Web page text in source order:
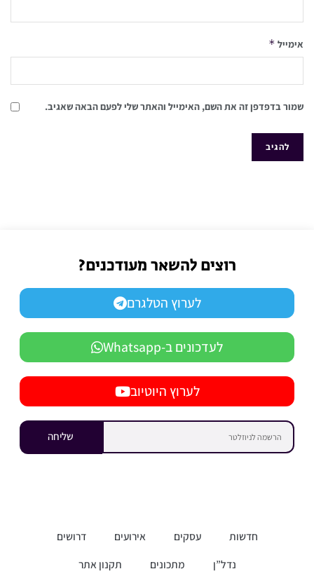
אימייל *
שמור בדפדפן זה את השם, האימייל והאתר שלי לפעם הבאה שאגיב.
רוצים להשאר מעודכנים?
לערוץ הטלגרם
לעדכונים ב-Whatsapp
לערוץ היוטיוב
שליחה
חדשות עסקים אירועים
דרושים
נדל”ן
מתכונים תקנון אתר